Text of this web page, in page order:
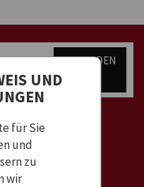
UND
für Sie
und
zu
wir
0,00 €
ANMELDEN